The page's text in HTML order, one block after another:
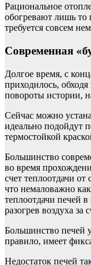
Рациональное
обогревают лишь то
требуется совсем
Современная
Долгое время, с
приходилось,
повороты истории,
Сейчас можно
идеально подойдут
термостойкой
Большинство
во время
счет теплоотдачи
что немаловажно
теплоотдачи печей
разогрев воздуха за
Большинство печей
правило, имеет
Недостаток печей